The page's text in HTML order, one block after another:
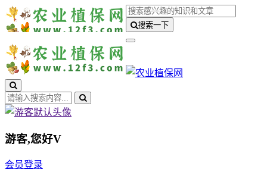
搜索一下
游客,您好V
会员登录